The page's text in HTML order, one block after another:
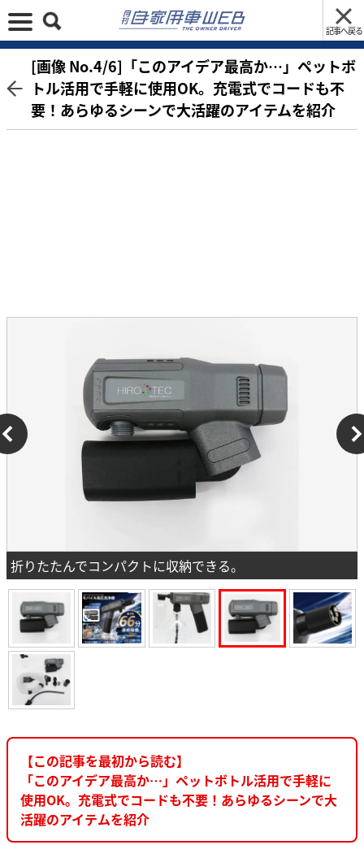
記事へ戻る
[画像 No.4/6]「このアイデア最高か…」ペットボ
トル活用で手軽に使用OK。充電式でコードも不
要！あらゆるシーンで大活躍のアイテムを紹介
折りたたんでコンパクトに収納できる。
【この記事を最初から読む】
「このアイデア最高か…」ペットボトル活用で手軽に
使用OK。充電式でコードも不要！あらゆるシーンで大
活躍のアイテムを紹介